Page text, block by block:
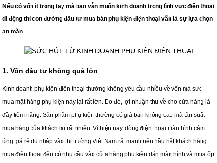
Nếu có vốn ít trong tay mà bạn vẫn muốn kinh doanh trong lĩnh vực điện thoại
di động thì con đường đầu tư mua bán phụ kiện điện thoại vẫn là sự lựa chọn
an toàn.
1. Vốn đầu tư không quá lớn
Kinh doanh phụ kiện điện thoại thường không yêu cầu nhiều về vốn mà sức
mua mặt hàng phụ kiện này lại rất lớn. Do đó, lợi nhuận thu về cho cửa hàng là
đầy tiềm năng. Sản phẩm phụ kiện thường có giá bán không cao mà tần suất
mua hàng của khách lại rất nhiều. Vì hiện nay, dòng điện thoại màn hình cảm
ứng giá rẻ du nhập vào thị trường Việt Nam rất mạnh nên hầu hết khách hàng
mua điện thoại đều có nhu cầu vào cử a hàng phụ kiện dán màn hình và mua ốp